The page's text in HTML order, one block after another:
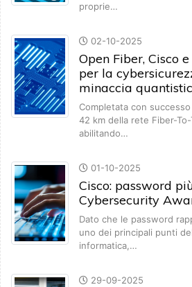
proprie…
02-10-2025
Open Fiber, Cisco
per la
minaccia
Completata con
42 km della rete Fiber-To-
abilitando…
01-10-2025
Cisco: password
Cybersecurity
Dato che le password
uno dei principali punti
informatica,…
29-09-2025